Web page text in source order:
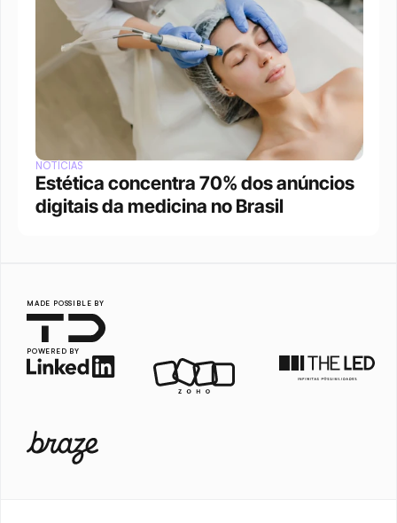
NOTÍCIAS
Estética concentra 70% dos anúncios
digitais da medicina no Brasil
MADE POSSIBLE BY
POWERED BY